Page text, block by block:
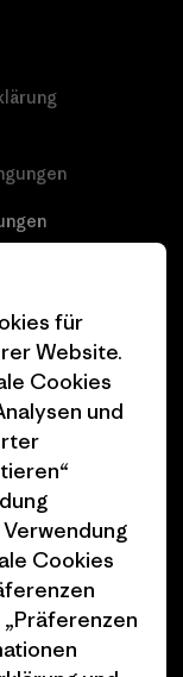
für
Website.
Cookies
und
Cookies